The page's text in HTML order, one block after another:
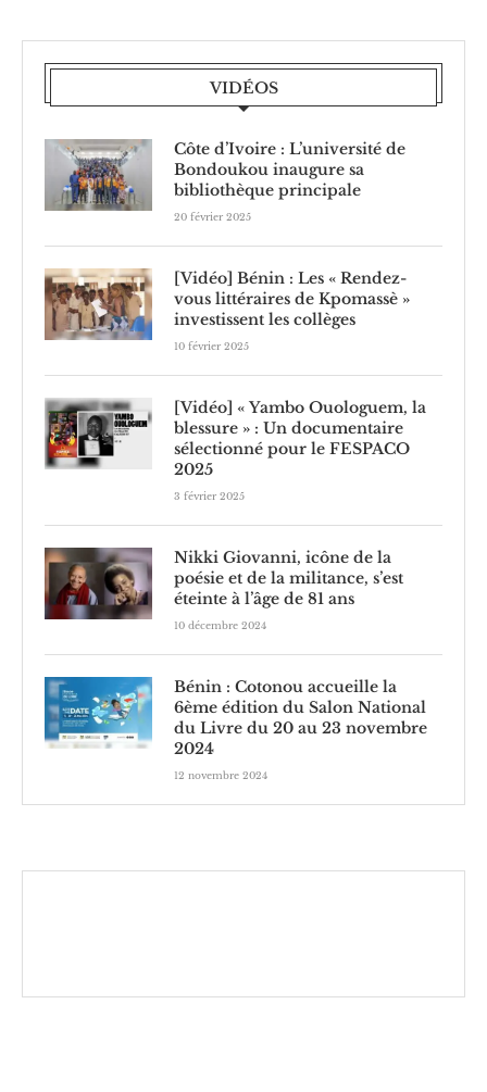
VIDÉOS
Côte d’Ivoire : L’université de
Bondoukou inaugure sa
bibliothèque principale
20 février 2025
[Vidéo] Bénin : Les « Rendez-
vous littéraires de Kpomassè »
investissent les collèges
10 février 2025
[Vidéo] « Yambo Ouologuem, la
blessure » : Un documentaire
sélectionné pour le FESPACO
2025
3 février 2025
Nikki Giovanni, icône de la
poésie et de la militance, s’est
éteinte à l’âge de 81 ans
10 décembre 2024
Bénin : Cotonou accueille la
6ème édition du Salon National
du Livre du 20 au 23 novembre
2024
12 novembre 2024